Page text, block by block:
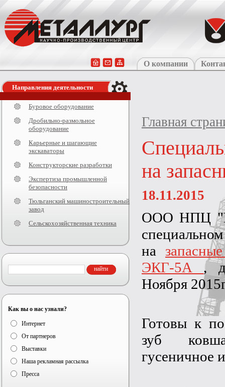
О компании
Направления деятельности
Буровое оборудование
Дробильно-размольное
оборудование
Карьерные и шагающие
экскаваторы
Конструкторские разработки
Экспертиза промышленной
безопасности
Тюльганский машиностроительный
завод
Сельскохозяйственная техника
Как вы о нас узнали?
Интернет
От партнеров
Выставки
Наша рекламная рассылка
Пресса
Главная
на
18.11.2015
ООО НПЦ
на
ЭКГ-5А ,
Ноября
Готовы к
зуб
гусеничное